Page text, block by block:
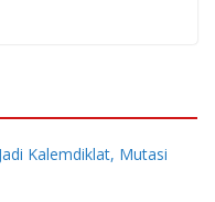
Kalemdiklat, Mutasi